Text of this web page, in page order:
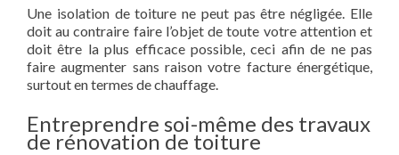
Une isolation de toiture ne peut pas être négligée. Elle
doit au contraire faire l’objet de toute votre attention et
doit être la plus efficace possible, ceci afin de ne pas
faire augmenter sans raison votre facture énergétique,
surtout en termes de chauffage.
Entreprendre soi-même des travaux
de rénovation de toiture